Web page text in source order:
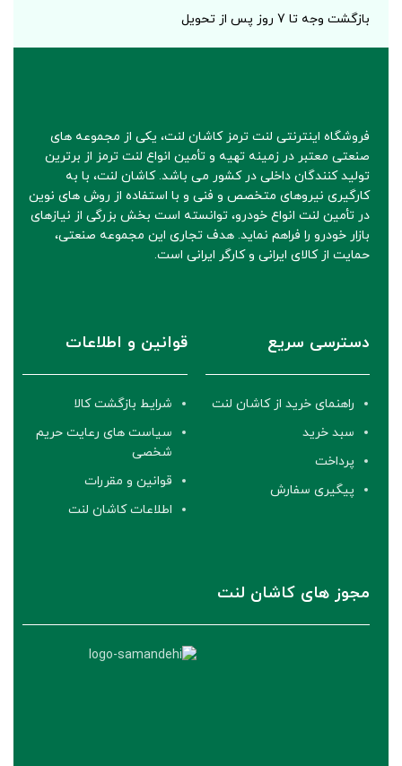
بازگشت وجه تا 7 روز پس از تحویل
فروشگاه اینترنتی لنت ترمز کاشان لنت، یکی از مجموعه های
صنعتی معتبر در زمینه تهیه و تأمین انواع لنت ترمز از برترین
تولید کنندگان داخلی در کشور می باشد. کاشان لنت، با به
کارگیری نیروهای متخصص و فنی و با استفاده از روش های نوین
در تأمین لنت انواع خودرو، توانسته است بخش بزرگی از نیازهای
بازار خودرو را فراهم نماید. هدف تجاری این مجموعه صنعتی،
حمایت از کالای ایرانی و کارگر ایرانی است.
دسترسی سریع
راهنمای خرید از کاشان لنت
سبد خرید
پرداخت
پیگیری سفارش
قوانین و اطلاعات
شرایط بازگشت کالا
سیاست های رعایت حریم
شخصی
قوانین و مقررات
اطلاعات کاشان لنت
مجوز های کاشان لنت